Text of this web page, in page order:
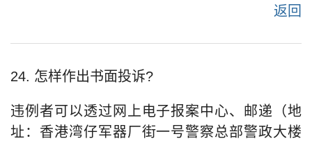
返回
24. 怎样作出书面投诉?
违例者可以透过网上电子报案中心、邮递（地
址：香港湾仔军器厂街一号警察总部警政大楼